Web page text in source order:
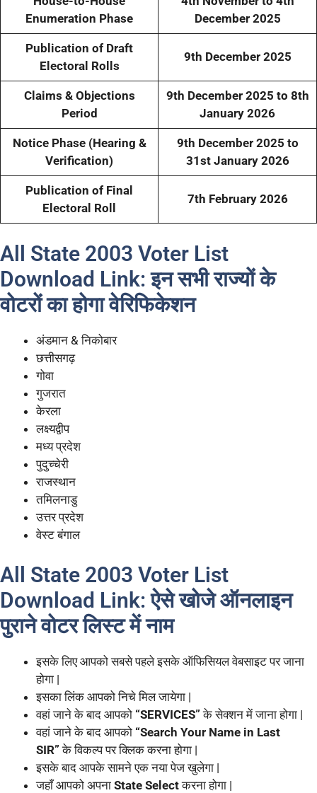
Enumeration Phase
December 2025
Publication of Draft
Electoral Rolls
9th December 2025
Claims & Objections
Period
9th December 2025 to 8th
January 2026
Notice Phase (Hearing &
Verification)
9th December 2025 to
31st January 2026
Publication of Final
Electoral Roll
7th February 2026
All State 2003 Voter List
Download Link:इन सभी राज्यों के
वोटरों का होगा वेरिफिकेशन
अंडमान & निकोबार
छत्तीसगढ़
गोवा
गुजरात
केरला
लक्ष्यद्वीप
मध्य प्रदेश
पुदुच्चेरी
राजस्थान
तमिलनाडु
उत्तर प्रदेश
वेस्ट बंगाल
All State 2003 Voter List
Download Link: ऐसे खोजे ऑनलाइन
पुराने वोटर लिस्ट में नाम
इसके लिए आपको सबसे पहले इसके ऑफिसियल वेबसाइट पर जाना
होगा |
इसका लिंक आपको निचे मिल जायेगा |
वहां जाने के बाद आपको “SERVICES” के सेक्शन में जाना होगा |
वहां जाने के बाद आपको “Search Your Name in Last
SIR” के विकल्प पर क्लिक करना होगा |
इसके बाद आपके सामने एक नया पेज खुलेगा |
जहाँ आपको अपना State Selectकरना होगा |